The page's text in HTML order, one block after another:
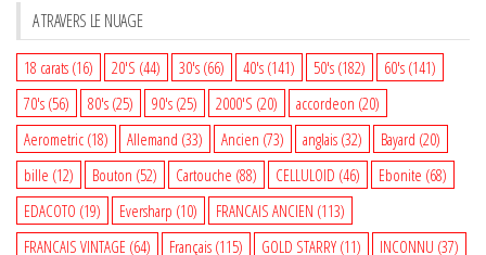
A TRAVERS LE NUAGE
18 carats (16) 20'S (44) 30's (66) 40's (141) 50's (182) 60's (141)
70's (56) 80's (25) 90's (25) 2000'S (20) accordeon (20)
Aerometric (18) Allemand (33) Ancien (73) anglais (32) Bayard (20)
bille (12) Bouton (52) Cartouche (88) CELLULOID (46) Ebonite (68)
EDACOTO (19) Eversharp (10) FRANCAIS ANCIEN (113)
FRANCAIS VINTAGE (64) Français (115) GOLD STARRY (11) INCONNU (37)